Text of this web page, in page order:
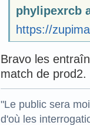
phylipexrcb
https://
Bravo les
match de prod2.
"Le public sera
d'où les